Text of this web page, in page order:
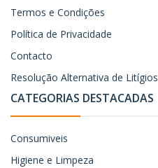
Termos e Condições
Política de Privacidade
Contacto
Resolução Alternativa de Litígios
CATEGORIAS DESTACADAS
Consumiveis
Higiene e Limpeza